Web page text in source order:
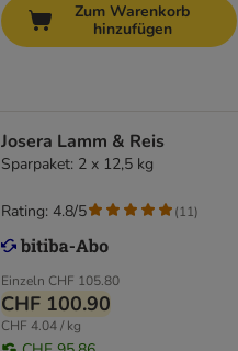
Zum Warenkorb
hinzufügen
Josera Lamm & Reis
Sparpaket: 2 x 12,5 kg
Einzeln CHF 105.80
CHF 100.90
CHF 4.04 / kg
Rating: 4.8/5 (11)